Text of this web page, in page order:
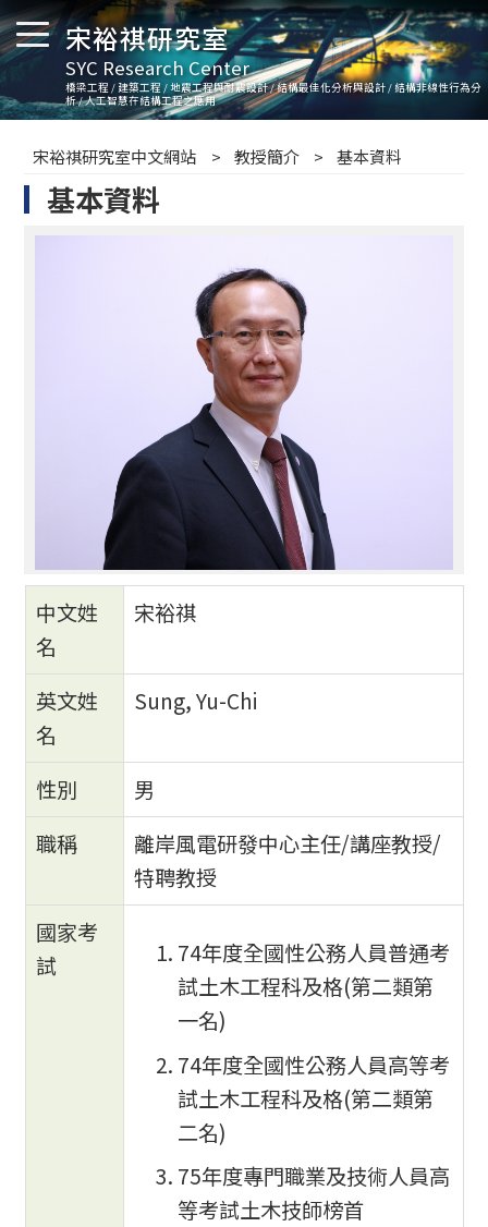
宋裕祺研究室
SYC Research Center
橋梁工程 / 建築工程 / 地震工程與耐震設計 / 結構最佳化分析與設計 / 結構非線性行為分
析 / 人工智慧在結構工程之應用
宋裕祺研究室中文網站 教授簡介 基本資料
基本資料
中文姓
名
宋裕祺
英文姓
名
Sung, Yu-Chi
性別
男
職稱
離岸風電研發中心主任/講座教授/
特聘教授
國家考
試
74年度全國性公務人員普通考
試土木工程科及格(第二類第
一名)
74年度全國性公務人員高等考
試土木工程科及格(第二類第
二名)
75年度專門職業及技術人員高
等考試土木技師榜首